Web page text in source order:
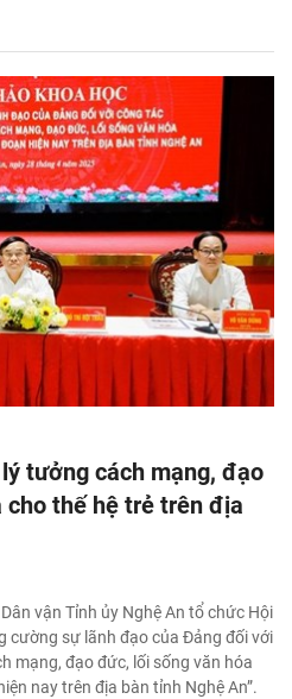
tưởng cách mạng, đạo
thế hệ trẻ trên địa
vận Tỉnh ủy Nghệ An tổ chức Hội
cường sự lãnh đạo của Đảng đối với
mạng, đạo đức, lối sống văn hóa
nay trên địa bàn tỉnh Nghệ An”.